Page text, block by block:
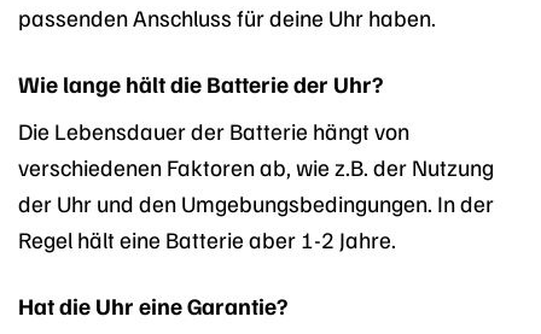
passenden Anschluss für deine Uhr haben.
Wie lange hält die Batterie der Uhr?
Die Lebensdauer der Batterie hängt von
verschiedenen Faktoren ab, wie z.B. der Nutzung
der Uhr und den Umgebungsbedingungen. In der
Regel hält eine Batterie aber 1-2 Jahre.
Hat die Uhr eine Garantie?